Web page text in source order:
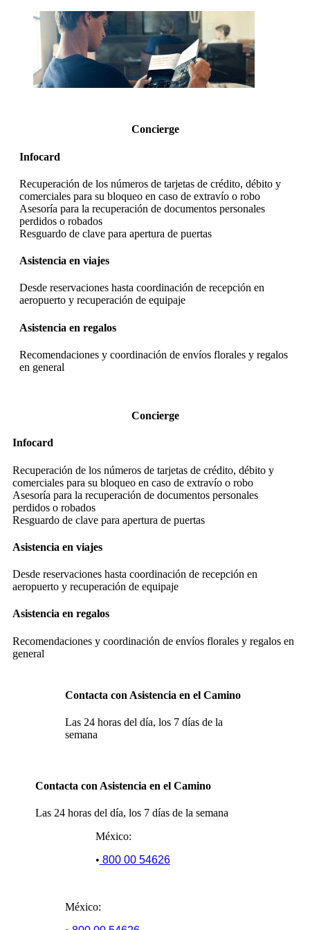
Concierge
Infocard
Recuperación de los números de tarjetas de crédito, débito y
comerciales para su bloqueo en caso de extravío o robo
Asesoría para la recuperación de documentos personales
perdidos o robados
Resguardo de clave para apertura de puertas
Asistencia en viajes
Desde reservaciones hasta coordinación de recepción en
aeropuerto y recuperación de equipaje
Asistencia en regalos
Recomendaciones y coordinación de envíos florales y regalos
en general
Concierge
Infocard
Recuperación de los números de tarjetas de crédito, débito y
comerciales para su bloqueo en caso de extravío o robo
Asesoría para la recuperación de documentos personales
perdidos o robados
Resguardo de clave para apertura de puertas
Asistencia en viajes
Desde reservaciones hasta coordinación de recepción en
aeropuerto y recuperación de equipaje
Asistencia en regalos
Recomendaciones y coordinación de envíos florales y regalos en
general
Contacta con Asistencia en el Camino
Las 24 horas del día, los 7 días de la
semana
Contacta con Asistencia en el Camino
Las 24 horas del día, los 7 días de la semana
México:
• 800 00 54626
México: